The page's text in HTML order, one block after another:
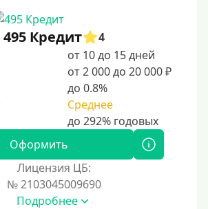
495 Кредит
4
от 10 до 15 дней
от 2 000 до 20 000 ₽
до 0.8%
Среднее
Оформить
Лицензия ЦБ:
№ 2103045009690
Подробнее